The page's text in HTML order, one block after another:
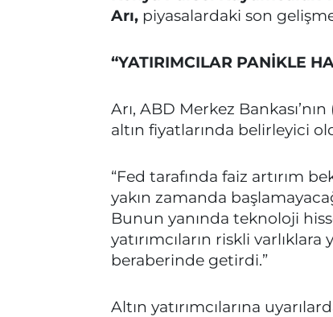
Arı, piyasalardaki son
“YATIRIMCILAR PANİKLE
Arı, ABD Merkez
altın fiyatlarında belirleyici
“Fed tarafında faiz artırım
yakın zamanda
Bunun yanında teknoloji
yatırımcıların riskli
beraberinde getirdi.”
Altın yatırımcılarına